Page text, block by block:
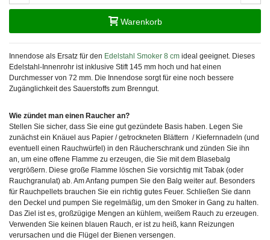
Warenkorb
Innendose als Ersatz für den Edelstahl Smoker 8 cm ideal geeignet. Dieses
Edelstahl-Innenrohr ist inklusive Stift 145 mm hoch und hat einen
Durchmesser von 72 mm. Die Innendose sorgt für eine noch bessere
Zugänglichkeit des Sauerstoffs zum Brenngut.
Wie zündet man einen Raucher an?
Stellen Sie sicher, dass Sie eine gut gezündete Basis haben. Legen Sie
zunächst ein Knäuel aus Papier / getrockneten Blättern / Kiefernnadeln (und
eventuell einen Rauchwürfel) in den Räucherschrank und zünden Sie ihn
an, um eine offene Flamme zu erzeugen, die Sie mit dem Blasebalg
vergrößern. Diese große Flamme löschen Sie vorsichtig mit Tabak (oder
Rauchgranulat) ab. Am Anfang pumpen Sie den Balg weiter auf. Besonders
für Rauchpellets brauchen Sie ein richtig gutes Feuer. Schließen Sie dann
den Deckel und pumpen Sie regelmäßig, um den Smoker in Gang zu halten.
Das Ziel ist es, großzügige Mengen an kühlem, weißem Rauch zu erzeugen.
Verwenden Sie keinen blauen Rauch, er ist zu heiß, kann Reizungen
verursachen und die Flügel der Bienen versengen.